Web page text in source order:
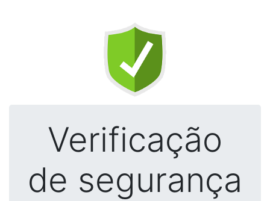
Verificação
de segurança